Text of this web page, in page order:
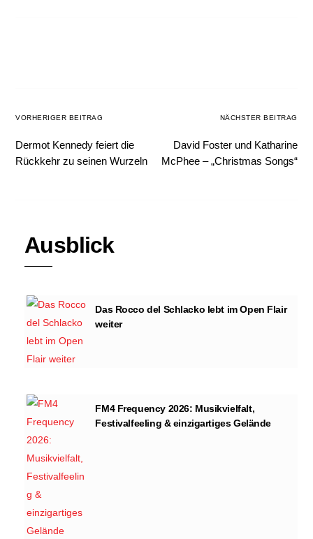
VORHERIGER BEITRAG
Dermot Kennedy feiert die
Rückkehr zu seinen Wurzeln
NÄCHSTER BEITRAG
David Foster und Katharine
McPhee – „Christmas Songs“
Ausblick
Das Rocco del Schlacko lebt im Open Flair
weiter
FM4 Frequency 2026: Musikvielfalt,
Festivalfeeling & einzigartiges Gelände